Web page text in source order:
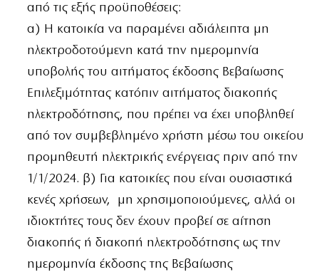
από τις εξής προϋποθέσεις:
α) Η κατοικία να παραμένει αδιάλειπτα μη
ηλεκτροδοτούμενη κατά την ημερομηνία
υποβολής του αιτήματος έκδοσης Βεβαίωσης
Επιλεξιμότητας κατόπιν αιτήματος διακοπής
ηλεκτροδότησης, που πρέπει να έχει υποβληθεί
από τον συμβεβλημένο χρήστη μέσω του οικείου
προμηθευτή ηλεκτρικής ενέργειας πριν από την
1/1/2024. β) Για κατοικίες που είναι ουσιαστικά
κενές χρήσεων, μη χρησιμοποιούμενες, αλλά οι
ιδιοκτήτες τους δεν έχουν προβεί σε αίτηση
διακοπής ή διακοπή ηλεκτροδότησης ως την
ημερομηνία έκδοσης της Βεβαίωσης